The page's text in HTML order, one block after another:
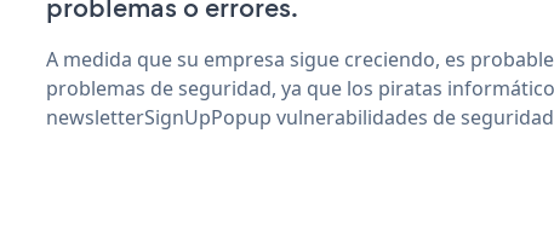
problemas o errores.
A medida que su empresa sigue creciendo, es
problemas de seguridad, ya que los piratas
newsletterSignUpPopup vulnerabilidades de